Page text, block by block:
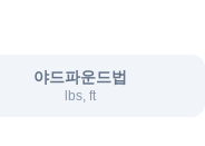
야드파운드법
lbs, ft